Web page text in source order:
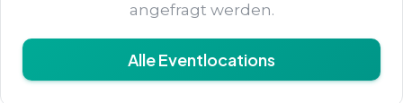
angefragt werden.
Alle Eventlocations